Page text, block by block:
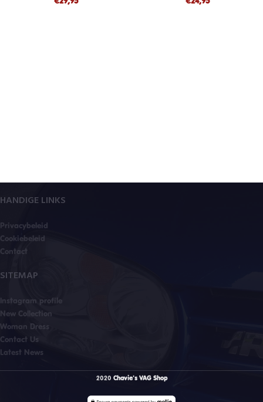
HANDIGE LINKS
Privacybeleid
Cookiebeleid
Contact
SITEMAP
Instagram profile
New Collection
Woman Dress
Contact Us
Latest News
2020 Chavie's VAG Shop